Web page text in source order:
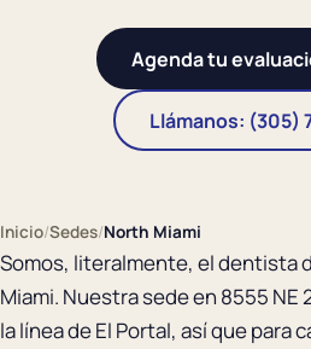
Agenda tu
Llámanos: (305)
Inicio/Sedes/North Miami
Somos, literalmente, el dentista
Miami. Nuestra sede en 8555
la línea de El Portal, así que para